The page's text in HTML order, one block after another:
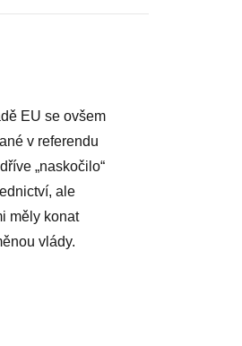
EU se ovšem
v referendu
„naskočilo“
ale
měly konat
vlády.